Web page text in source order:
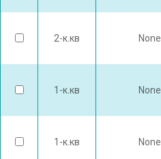
2-к.кв None
1-к.кв None
1-к.кв None